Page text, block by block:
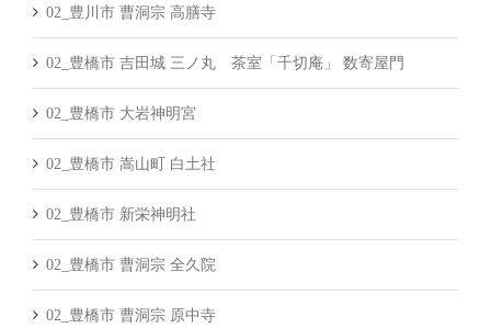
02_豊川市 曹洞宗 高膳寺
02_豊橋市 吉田城 三ノ丸 茶室「千切庵」 数寄屋門
02_豊橋市 大岩神明宮
02_豊橋市 嵩山町 白土社
02_豊橋市 新栄神明社
02_豊橋市 曹洞宗 全久院
02_豊橋市 曹洞宗 原中寺